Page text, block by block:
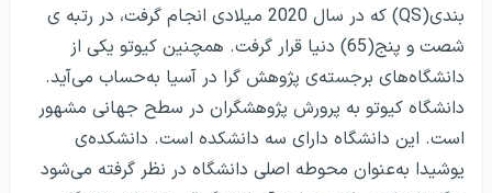
بندی(QS) که در سال 2020 میلادی انجام گرفت، در رتبه ی
شصت و پنج(65) دنیا قرار گرفت. همچنین کیوتو یکی از
دانشگاه‌های برجسته‌ی پژوهش گرا در آسیا به‌حساب می‌آید.
دانشگاه کیوتو به پرورش پژوهشگران در سطح جهانی مشهور
است. این دانشگاه دارای سه دانشکده است. دانشکده‌ی
یوشیدا به‌عنوان محوطه اصلی دانشگاه در نظر گرفته می‌شود